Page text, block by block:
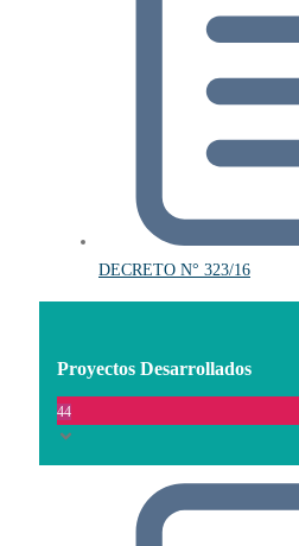
DECRETO N° 323/16
Proyectos Desarrollados
44